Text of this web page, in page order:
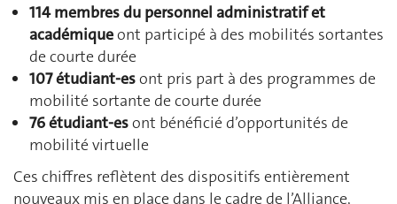
114 membres du personnel administratif et
académiqueont participé à des mobilités sortantes
de courte durée
107 étudiant-esont pris part à des programmes de
mobilité sortante de courte durée
76 étudiant-esont bénéficié d’opportunités de
mobilité virtuelle
Ces chiffres reflètent des dispositifs entièrement
nouveaux mis en place dans le cadre de l’Alliance,